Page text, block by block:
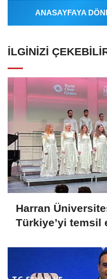
ANASAYFAYA
İLGINIZI
Harran
Türkiye’yi temsil